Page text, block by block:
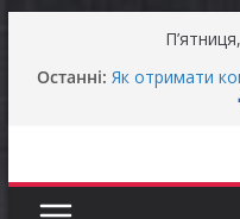
Останні: громади
Як отримати
прав людини
реалізації